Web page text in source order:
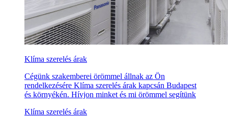
Klíma szerelés árak
Cégünk szakemberei örömmel állnak az Ön
rendelkezésére Klíma szerelés árak kapcsán Budapest
és környékén. Hívjon minket és mi örömmel segítünk
Klíma szerelés árak